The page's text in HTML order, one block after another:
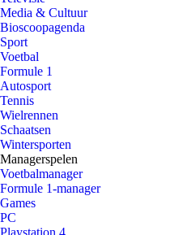
Media & Cultuur
Bioscoopagenda
Sport
Voetbal
Formule 1
Autosport
Tennis
Wielrennen
Schaatsen
Wintersporten
Managerspelen
Voetbalmanager
Formule 1-manager
Games
PC
Playstation 4